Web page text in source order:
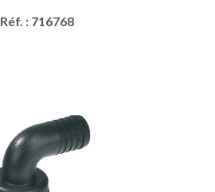
Réf. : 716768